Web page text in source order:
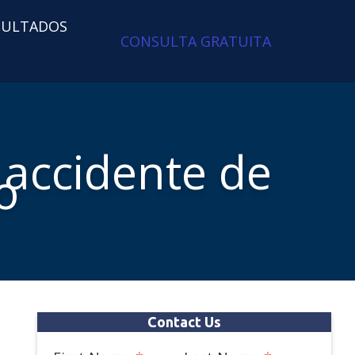
CONSULTA GRATUITA
de
Contact Us